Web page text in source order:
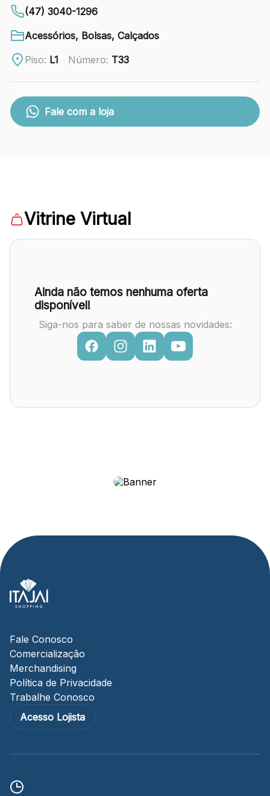
Ver local
Chamar Uber
(47) 3348-4609
(47) 3040-1296
Acessórios, Bolsas, Calçados
Piso: L1 Número: T33
Fale com a loja
Vitrine Virtual
Ainda não temos nenhuma oferta
disponível!
Siga-nos para saber de nossas novidades:
Fale Conosco
Comercialização
Merchandising
Política de Privacidade
Trabalhe Conosco
Acesso Lojista